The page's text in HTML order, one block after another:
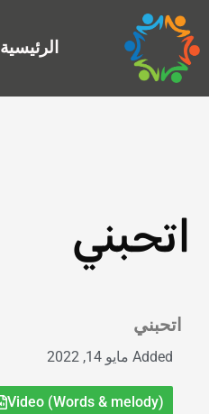
إلى
المحتوى
الرئيسية
اتحبني
اتحبني
Added مايو 14, 2022
Video (Words & melody)